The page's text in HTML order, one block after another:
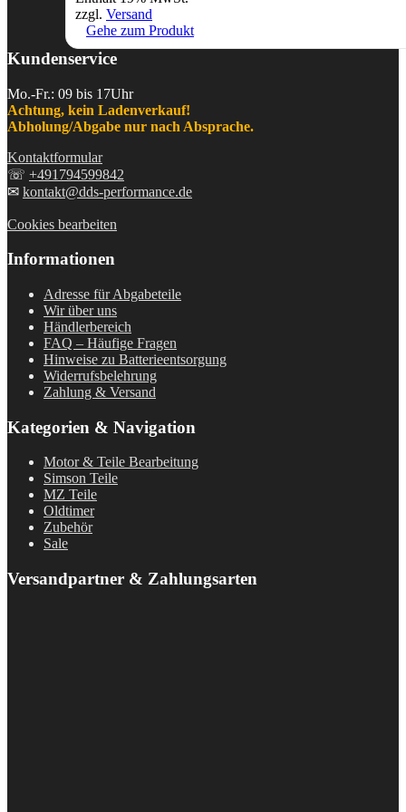
zzgl. Versand
Gehe zum Produkt
Kundenservice
Mo.-Fr.: 09 bis 17Uhr
Achtung, kein Ladenverkauf!
Abholung/Abgabe nur nach Absprache.
Kontaktformular
☏ +491794599842
✉ kontakt@dds-performance.de
Cookies bearbeiten
Informationen
Adresse für Abgabeteile
Wir über uns
Händlerbereich
FAQ – Häufige Fragen
Hinweise zu Batterieentsorgung
Widerrufsbelehrung
Zahlung & Versand
Kategorien & Navigation
Motor & Teile Bearbeitung
Simson Teile
MZ Teile
Oldtimer
Zubehör
Sale
Versandpartner & Zahlungsarten